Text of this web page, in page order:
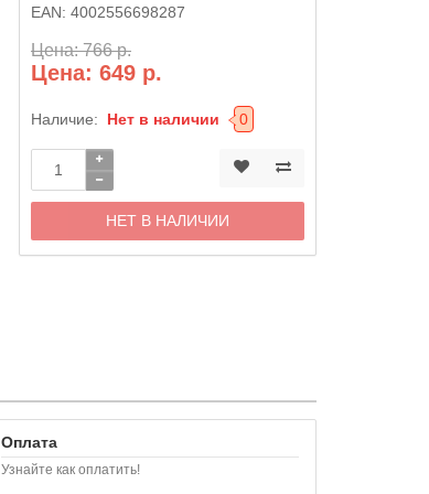
EAN: 4002556698287
Цена: 766 р.
Цена: 649 р.
Наличие: Нет в наличии 0
НЕТ В НАЛИЧИИ
Оплата
Узнайте как оплатить!